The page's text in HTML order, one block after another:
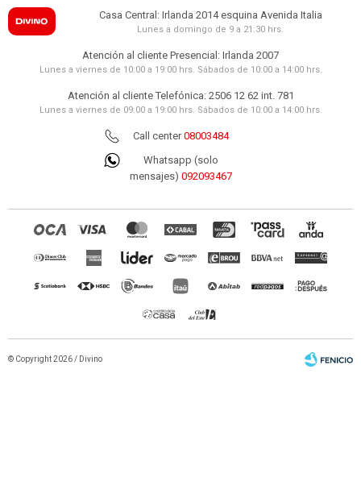
Casa Central: Irlanda 2014 esquina Avenida Italia
Lunes a domingo de 9 a 21:30 hrs.
Atención al cliente Presencial: Irlanda 2007
Lunes a viernes de 10:00 a 19:00 hrs. Sábados de 10:00 a 14:00 hrs.
Atención al cliente Telefónica: 2506 12 62 int. 781
Lunes a viernes de 09:00 a 19:00 hrs. Sábados de 10:00 a 14:00 hrs.
Call center08003484
Whatsapp (solo
mensajes) 092093467
© Copyright 2026 / Divino